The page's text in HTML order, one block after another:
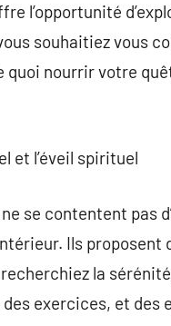
l’opportunité
souhaitiez vous
nourrir votre
et l’éveil spirituel
se contentent pas
Ils proposent
la
exercices, et des